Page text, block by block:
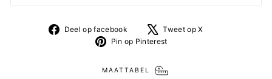
Deel op facebook
Deel
op
Tweet op X
Pin op Pinterest
MAATTABEL